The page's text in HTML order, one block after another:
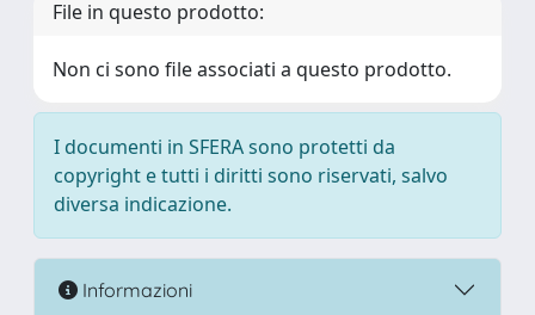
File in questo prodotto:
Non ci sono file associati a questo prodotto.
I documenti in SFERA sono protetti da
copyright e tutti i diritti sono riservati, salvo
diversa indicazione.
Informazioni